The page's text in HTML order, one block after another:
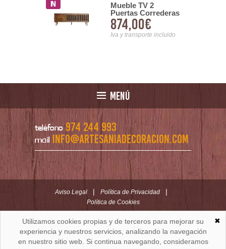
Mueble TV 2
Puertas Correderas
Madera Mango
Serie Trevoux
874,00€
Iva y transporte incluido
MENÚ
teléfono 974 244 993
mail info@artesaniadecoracion.com
Aviso Legal | Política de Privacidad |
Política de Cookies
ARTESANÍAYDECORACION.COM
C/ Padre Huesca nº 30 | Oficina C/ Roldán nº 5 -3º
Huesca (España)
✖
Utilizamos cookies propias y de terceros para mejorar su
experiencia y nuestros servicios, analizando la navegación
en nuestro sitio web. Si continua navegando, consideramos